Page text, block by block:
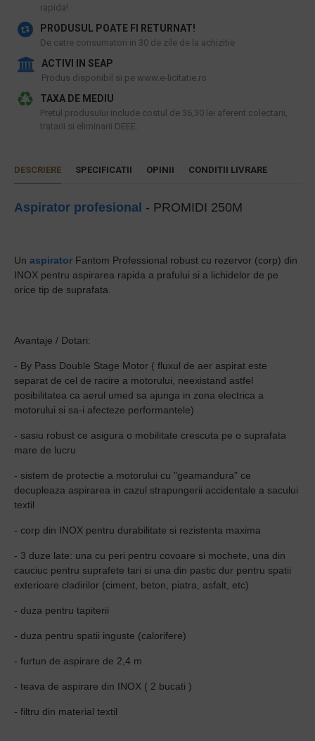
rapida!
PRODUSUL POATE FI RETURNAT!
De catre consumatori in 30 de zile de la achizitie
ACTIVI IN SEAP
Produs disponibil si pe www.e-licitatie.ro
TAXA DE MEDIU
Pretul produsului include costul de 36,30 lei aferent colectarii,
tratarii si eliminarii DEEE.
DESCRIERE SPECIFICATII OPINII CONDITII LIVRARE
Aspirator profesional - PROMIDI 250M
Un aspirator Fantom Professional robust cu rezervor (corp) din
INOX pentru aspirarea rapida a prafului si a lichidelor de pe
orice tip de suprafata.
Avantaje / Dotari:
- By Pass Double Stage Motor ( fluxul de aer aspirat este
separat de cel de racire a motorului, neexistand astfel
posibilitatea ca aerul umed sa ajunga in zona electrica a
motorului si sa-i afecteze performantele)
- sasiu robust ce asigura o mobilitate crescuta pe o suprafata
mare de lucru
- sistem de protectie a motorului cu "geamandura" ce
decupleaza aspirarea in cazul strapungerii accidentale a sacului
textil
- corp din INOX pentru durabilitate si rezistenta maxima
- 3 duze late: una cu peri pentru covoare si mochete, una din
cauciuc pentru suprafete tari si una din pastic dur pentru spatii
exterioare cladirilor (ciment, beton, piatra, asfalt, etc)
- duza pentru tapiterii
- duza pentru spatii inguste (calorifere)
- furtun de aspirare de 2,4 m
- teava de aspirare din INOX ( 2 bucati )
- filtru din material textil